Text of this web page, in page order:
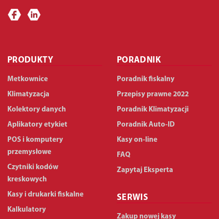
PRODUKTY
Metkownice
Klimatyzacja
Kolektory danych
Aplikatory etykiet
POS i komputery
przemysłowe
Czytniki kodów
kreskowych
Kasy i drukarki fiskalne
Kalkulatory
PORADNIK
Poradnik fiskalny
Przepisy prawne 2022
Poradnik Klimatyzacji
Poradnik Auto-ID
Kasy on-line
FAQ
Zapytaj Eksperta
SERWIS
Zakup nowej kasy